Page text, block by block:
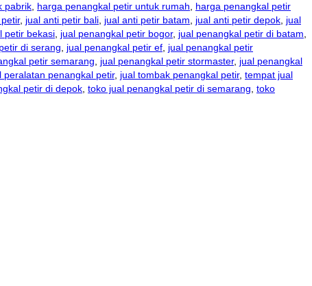
pabrik harga penangkal petir untuk rumah
harga penangkal petir
, jual anti petir bali jual anti petir batam jual anti petir depok jual
petir bekasi jual penangkal petir bogor, jual penangkal petir di batam
di serang jual penangkal petir ef jual penangkal petir
petir semarang jual penangkal petir stormaster, jual penangkal
peralatan penangkal petir, jual tombak penangkal petir, tempat jual
petir di depok toko jual penangkal petir di semarang toko